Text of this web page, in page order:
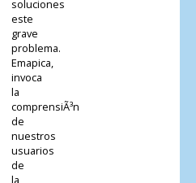
soluciones
este
grave
problema.
Emapica,
invoca
la
comprensiÃ³n
de
nuestros
usuarios
de
la